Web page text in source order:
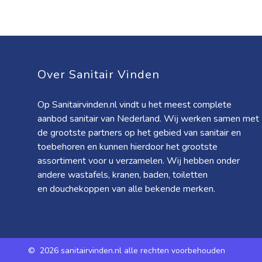
Over Sanitair Vinden
Op Sanitairvinden.nl vindt u het meest complete
aanbod sanitair van Nederland. Wij werken samen met
de grootste partners op het gebied van sanitair en
toebehoren en kunnen hierdoor het grootste
assortiment voor u verzamelen. Wij hebben onder
andere wastafels, kranen, baden, toiletten
en douchekoppen van alle bekende merken.
© 2026 sanitairvinden.nl alle rechten voorbehouden